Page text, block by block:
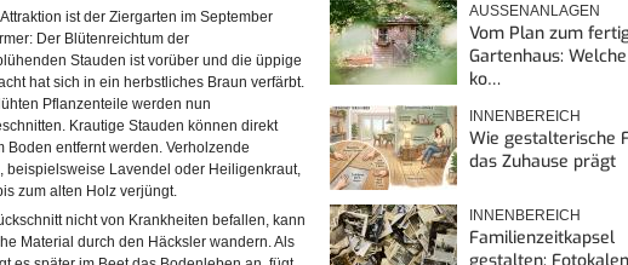
die Pflanzen nicht krank waren, kann der
ist der Ziergarten im September
Der Blütenreichtum der
Stauden ist vorüber und die üppige
hat sich in ein herbstliches Braun verfärbt.
Pflanzenteile werden nun
Krautige Stauden können direkt
Boden entfernt werden. Verholzende
beispielsweise Lavendel oder Heiligenkraut,
zum alten Holz verjüngt.
nicht von Krankheiten befallen, kann
Material durch den Häcksler wandern. Als
AUSSENANLAGEN
Vom Plan zum
Gartenhaus:
ko…
INNENBEREICH
Wie gestalterische
das Zuhause prägt
INNENBEREICH
Familienzeitkapsel